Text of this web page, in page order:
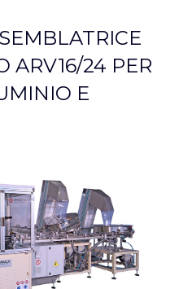
ARV16/24 PER
E